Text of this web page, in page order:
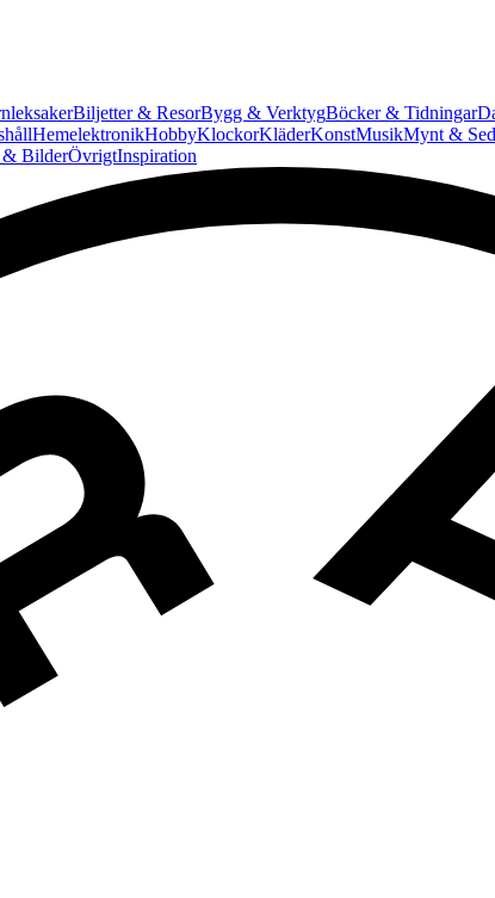
Biljetter & ResorBygg & VerktygBöcker & Tidningar
HemelektronikHobbyKlockorKläderKonstMusikMynt &
BilderÖvrigtInspiration